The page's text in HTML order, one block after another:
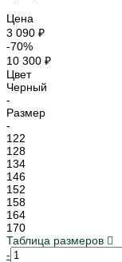
Цена
3 090 ₽
-70%
10 300 ₽
Цвет
Черный
-
Размер
-
122
128
134
146
152
158
164
170
Таблица размеров
-